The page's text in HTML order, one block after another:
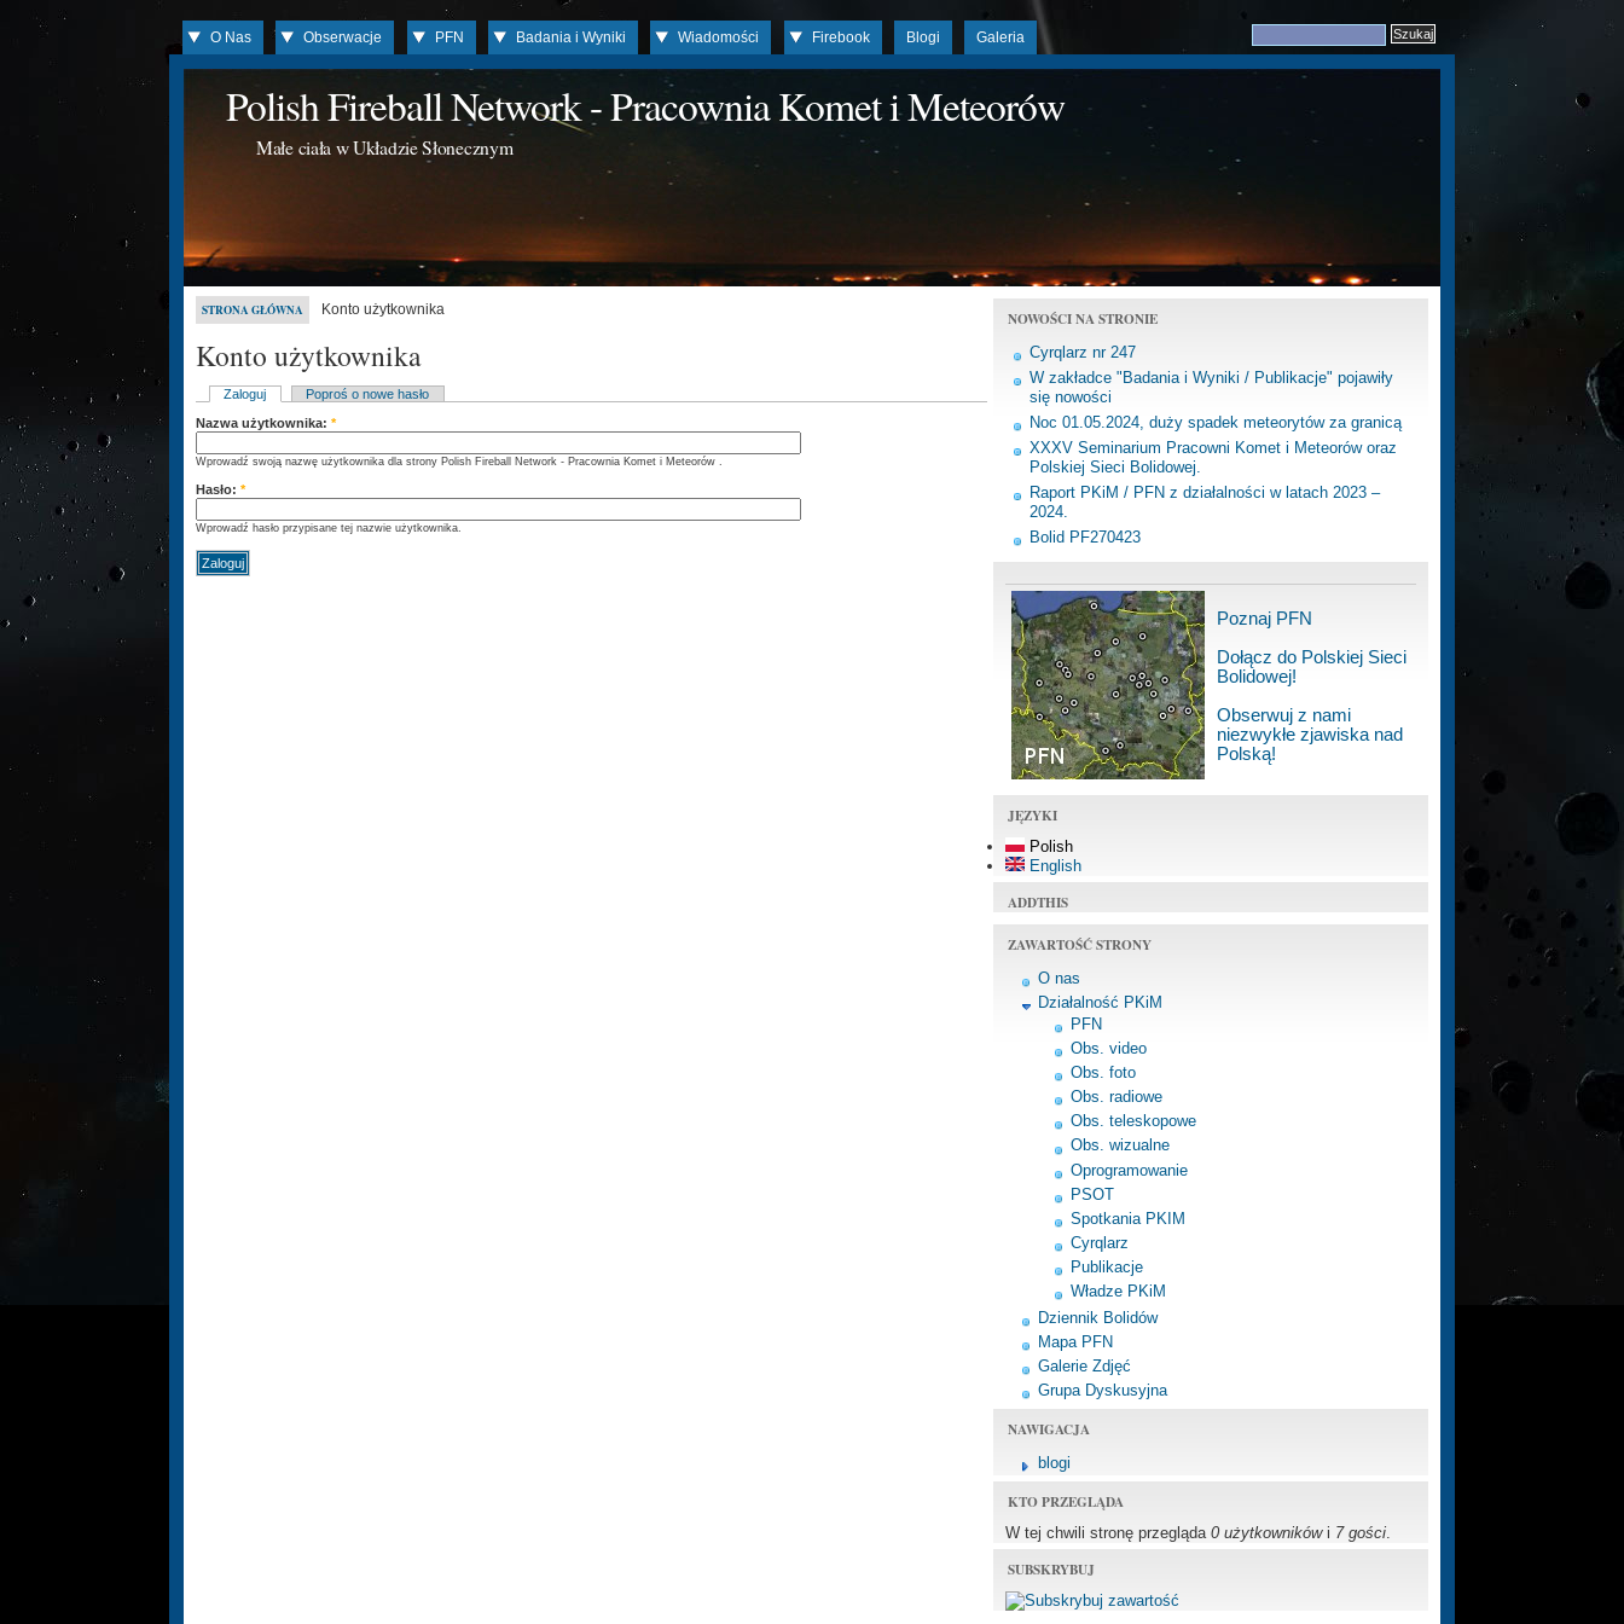
O Nas Obserwacje PFN Badania i Wyniki Wiadomości Firebook Blogi Galeria
Polish Fireball Network - Pracownia Komet i Meteorów
Małe ciała w Układzie Słonecznym
STRONA GŁÓWNA Konto użytkownika
Konto użytkownika
Zaloguj
Poproś o nowe hasło
Nazwa użytkownika: *
Wprowadź swoją nazwę użytkownika dla strony Polish Fireball Network - Pracownia Komet i Meteorów .
Hasło: *
Wprowadź hasło przypisane tej nazwie użytkownika.
NOWOŚCI NA STRONIE
Cyrqlarz nr 247
W zakładce "Badania i Wyniki / Publikacje" pojawiły
się nowości
Noc 01.05.2024, duży spadek meteorytów za granicą
XXXV Seminarium Pracowni Komet i Meteorów oraz
Polskiej Sieci Bolidowej.
Raport PKiM / PFN z działalności w latach 2023 –
2024.
Bolid PF270423
Poznaj PFN
Dołącz do Polskiej Sieci
Bolidowej!
Obserwuj z nami
niezwykłe zjawiska nad
Polską!
JĘZYKI
Polish
English
ADDTHIS
ZAWARTOŚĆ STRONY
O nas
Działalność PKiM
PFN
Obs. video
Obs. foto
Obs. radiowe
Obs. teleskopowe
Obs. wizualne
Oprogramowanie
PSOT
Spotkania PKIM
Cyrqlarz
Publikacje
Władze PKiM
Dziennik Bolidów
Mapa PFN
Galerie Zdjęć
Grupa Dyskusyjna
NAWIGACJA
blogi
KTO PRZEGLĄDA
W tej chwili stronę przegląda 0 użytkownikówi 7 gości
SUBSKRYBUJ